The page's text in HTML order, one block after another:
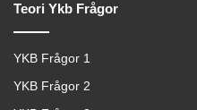
Teori Ykb Frågor
YKB Frågor 1
YKB Frågor 2